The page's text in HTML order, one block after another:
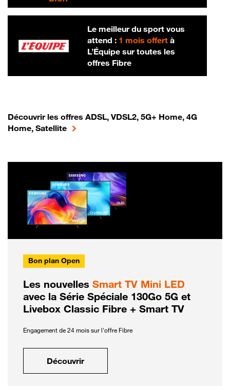
Le meilleur du sport vous
attend : 1 mois offertà
L’Équipe sur toutes les
offres Fibre
Découvrir les offres ADSL, VDSL2, 5G+ Home, 4G
Home, Satellite
Bon plan Open
Les nouvelles Smart TV Mini LED
avec la Série Spéciale 130Go 5G et
Livebox Classic Fibre + Smart TV
Engagement de 24 mois sur l'offre Fibre
Découvrir